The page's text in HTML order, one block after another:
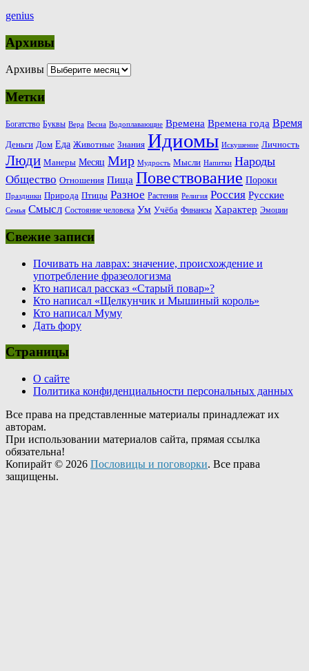
genius
Архивы
Архивы
Метки
Богатство Буквы Вера Весна Водоплавающие Времена Времена года Время
Деньги Дом Еда Животные Знания Идиомы Искушение Личность
Люди Манеры Месяц Мир Мудрость Мысли Напитки Народы
Общество Отношения Пища Повествование Пороки
Праздники Природа Птицы Разное Растения Религия Россия Русские
Семья Смысл Состояние человека Ум Учёба Финансы Характер Эмоции
Свежие записи
Почивать на лаврах: значение, происхождение и
употребление фразеологизма
Кто написал рассказ «Старый повар»?
Кто написал «Щелкунчик и Мышиный король»
Кто написал Муму
Дать фору
Страницы
О сайте
Политика конфиденциальности персональных данных
Все права на представленные материалы принадлежат их
авторам.
При использовании материалов сайта, прямая ссылка
обязательна!
Копирайт © 2026 Пословицы и поговорки. Все права
защищены.